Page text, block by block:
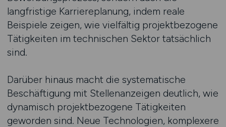
langfristige Karriereplanung, indem reale
Beispiele zeigen, wie vielfältig projektbezogene
Tätigkeiten im technischen Sektor tatsächlich
sind.
Darüber hinaus macht die systematische
Beschäftigung mit Stellenanzeigen deutlich, wie
dynamisch projektbezogene Tätigkeiten
geworden sind. Neue Technologien, komplexere